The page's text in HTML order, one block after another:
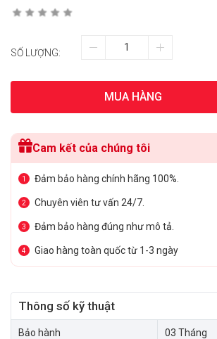
SỐ LƯỢNG:
MUA HÀNG
Cam kết của chúng tôi
1 Đảm bảo hàng chính hãng 100%.
2 Chuyên viên tư vấn 24/7.
3 Đảm bảo hàng đúng như mô tả.
4 Giao hàng toàn quốc từ 1-3 ngày
Thông số kỹ thuật
Bảo hành 03 Tháng